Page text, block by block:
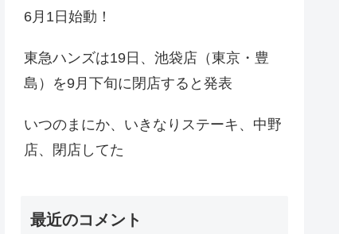
6月1日始動！
東急ハンズは19日、池袋店（東京・豊
島）を9月下旬に閉店すると発表
いつのまにか、いきなりステーキ、中野
店、閉店してた
最近のコメント